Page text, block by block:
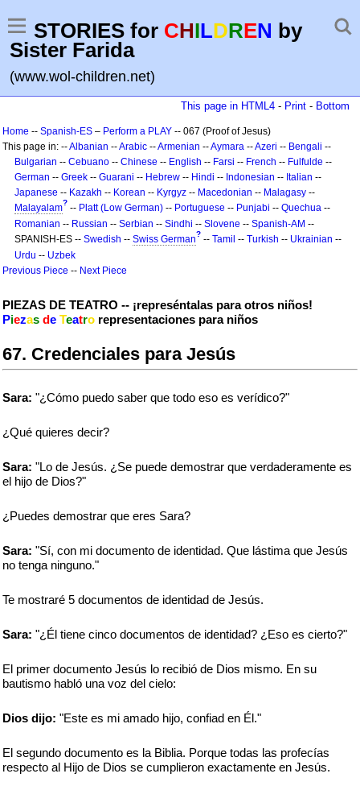
STORIES for CHILDREN by
Sister Farida
(www.wol-children.net)
This page in HTML4 - Print - Bottom
Home -- Spanish-ES – Perform a PLAY -- 067 (Proof of Jesus)
This page in: --Albanian --Arabic --Armenian --Aymara --Azeri -- Bengali --
Bulgarian -- Cebuano -- Chinese -- English -- Farsi -- French -- Fulfulde --
German -- Greek -- Guarani -- Hebrew -- Hindi -- Indonesian -- Italian --
Japanese -- Kazakh -- Korean -- Kyrgyz -- Macedonian -- Malagasy --
Malayalam? -- Platt (Low German) -- Portuguese -- Punjabi -- Quechua --
Romanian -- Russian -- Serbian -- Sindhi -- Slovene -- Spanish-AM --
SPANISH-ES -- Swedish -- Swiss German? -- Tamil -- Turkish -- Ukrainian --
Urdu -- Uzbek
Previous Piece -- Next Piece
PIEZAS DE TEATRO -- ¡represéntalas para otros niños!
Piezas de Teatro representaciones para niños
67. Credenciales para Jesús
Sara: "¿Cómo puedo saber que todo eso es verídico?"
¿Qué quieres decir?
Sara: "Lo de Jesús. ¿Se puede demostrar que verdaderamente es
el hijo de Dios?"
¿Puedes demostrar que eres Sara?
Sara: "Sí, con mi documento de identidad. Que lástima que Jesús
no tenga ninguno."
Te mostraré 5 documentos de identidad de Jesús.
Sara: "¿Él tiene cinco documentos de identidad? ¿Eso es cierto?"
El primer documento Jesús lo recibió de Dios mismo. En su
bautismo habló una voz del cielo:
Dios dijo: "Este es mi amado hijo, confiad en Él."
El segundo documento es la Biblia. Porque todas las profecías
respecto al Hijo de Dios se cumplieron exactamente en Jesús.